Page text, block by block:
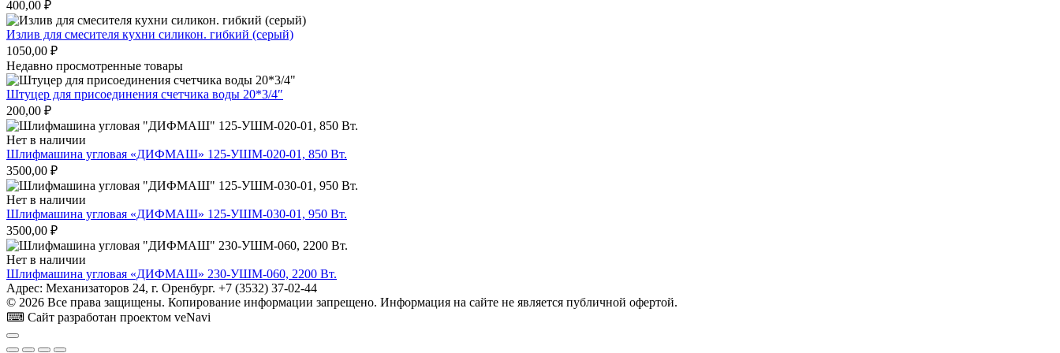
400,00 ₽
Излив для смесителя кухни силикон. гибкий (серый)
1050,00 ₽
Недавно просмотренные товары
Штуцер для присоединения счетчика воды 20*3/4″
200,00 ₽
Нет в наличии
Шлифмашина угловая «ДИФМАШ» 125-УШМ-020-01, 850 Вт.
3500,00 ₽
Нет в наличии
Шлифмашина угловая «ДИФМАШ» 125-УШМ-030-01, 950 Вт.
3500,00 ₽
Нет в наличии
Шлифмашина угловая «ДИФМАШ» 230-УШМ-060, 2200 Вт.
Адрес: Механизаторов 24, г. Оренбург. +7 (3532) 37-02-44
© 2026 Все права защищены. Копирование информации запрещено. Информация на сайте не является публичной офертой.
⌨ Сайт разработан проектом veNavi